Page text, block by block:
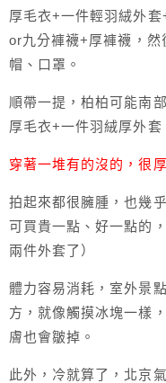
厚毛衣+一件輕羽絨外
or九分褲襪+厚褲襪，然
帽、口罩。
順帶一提，柏柏可能南
厚毛衣+一件羽絨厚外
穿著一堆有的沒的，很
拍起來都很臃腫，也幾
可買貴一點、好一點的
兩件外套了）
體力容易消耗，室外景
方，就像觸摸冰塊一樣
膚也會皺掉。
此外，冷就算了，北京